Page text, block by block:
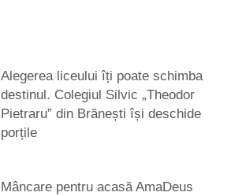
Alegerea liceului îți poate schimba
destinul. Colegiul Silvic „Theodor
Pietraru” din Brănești își deschide
porțile
Mâncare pentru acasă AmaDeus